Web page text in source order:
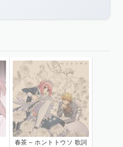
春茶 – ホントトウソ 歌詞